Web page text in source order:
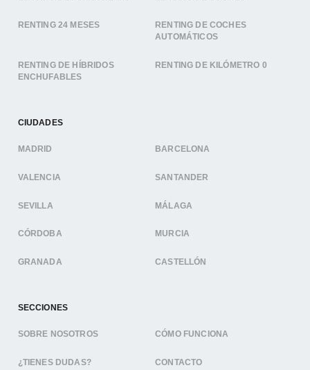
RENTING 24 MESES
RENTING DE COCHES
AUTOMÁTICOS
RENTING DE HÍBRIDOS
ENCHUFABLES
RENTING DE KILÓMETRO 0
CIUDADES
MADRID BARCELONA
VALENCIA SANTANDER
SEVILLA MÁLAGA
CÓRDOBA MURCIA
GRANADA CASTELLÓN
SECCIONES
SOBRE NOSOTROS CÓMO FUNCIONA
¿TIENES DUDAS? CONTACTO